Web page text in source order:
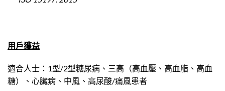
用戶獲益
適合人士：1型/2型糖尿病、三高（高血壓、高血脂、高血
糖）、心臟病、中風、高尿酸/痛風患者